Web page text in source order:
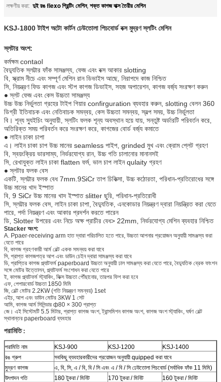
লক্ষণীয় করা: দুই রঙ flexo প্রিন্টিং মেশিন, শক্ত কাগজ বাক্স তৈরীর মেশিন
KSJ-1800 টাইপ অটো কার্টন ঢেউতোলা পিচবোর্ড বক্স মুদ্রণ স্লটিং মেশিন
স্লটার অংশ:
কর্মক্ষম contaol
বৈদ্যুতিক স্লট্টার ফাঁক সামঞ্জস্য, ফেজ এবং বক্স আকার slotting
বি, স্ক্রাম নীচে এবং সম্পূর্ণ মেশিন রান ডিভাইস আছে, নিরাপদে কাজ নিশ্চিত
সি, নিয়ন্ত্রণ ফিড কাগজ এবং স্টপ কাগজ ডিভাইস, সহজ অপারেশন, কাগজ বর্জ্য সংরক্ষণ করুন
● স্লট ফেজ এবং কেস উচ্চতা সামঞ্জস্য
উচ্চ উচ্চ নির্ভুলতা গ্রহের টাইপ গিয়ার confirguration ব্যবহার করুন, slotting বেলন 360
ডিগ্রী ইতিবাচক এবং নেতিবাচক সমন্বয়, কেস উচ্চতা সমন্বয়, স্বল্প সময়, উচ্চ নির্ভুলতা
বি। শূন্য স্যুইচিং অনুযায়ী, স্লটিং ফলক শূন্য অবস্থান হয়ে যায়, সন্তুষ্ট অর্ডারটি পরিবর্তন করে,
অতিরিক্ত সময় পরিবর্তন করে সংরক্ষণ করে, কাগজের বোর্ড বর্জ্য কমাতে
● লাইন চাকা চাপা
এ। লাইন চাকা চাপ উচ্চ মানের seamless পাইপ, grinded মুখ এবং ক্রোম প্লেট গ্রহণ
বি, স্বয়ংক্রিয় ভারসাম্য, নির্ভরযোগ্য রান, উচ্চ গতি চালানোর মানানসই
সি, রেখাযুক্ত লাইন চাকা flatten ফর্ম, ভাল চাপ লাইন qulaity গ্রহণ
● স্লটার ফলক বেস
একটি, স্লট্টার ফলক বেধ 7mm.9SiCr তাপ চিকিত্সা, উচ্চ কঠোরতা, পরিধান-প্রতিরোধের সঙ্গে
উচ্চ মানের খাদ ইস্পাত
বি, 9 SiCr উচ্চ মানের খাদ ইস্পাত slitter ছুরি, পরিধান-প্রতিরোধী
সি, স্লট্টার ফলক বেস, লাইন চাকা চাপা, বৈদ্যুতিক, এনকোডার নিয়ন্ত্রণ দ্বারা নিয়ন্ত্রিত করা যেতে
পারে, পর্দা নিয়ন্ত্রণ এবং আকার প্রদর্শন করতে পারেন
ডি, Slotter উপরের এবং নিচে অক্ষ প্রাচীর বেধ> 22mm, নির্ভরযোগ্য মেশিন ব্যবহার নিশ্চিত
Stacker অংশ:
A. Ppaer-receiving arm হাত দ্বারা পরিচালিত হতে পারে, উচ্চতা আপনার প্রয়োজন অনুযায়ী সামঞ্জস্য করা
যেতে পারে
বি, কাগজ গ্রহণকারী আর্ম বেল্ট একক সমন্বয় করা যাবে
সি, প্রাপ্ত কাগজপত্র আপ এবং ডাউন চেইন দ্বারা সামঞ্জস্য করা যাবে
ডি, প্রাপ্তির কাগজ প্ল্যাটফর্ম paperboard উচ্চতা অনুযায়ী ঢাল সামঞ্জস্য করা যেতে পারে, বৈদ্যুতিক ব্রেক ফাংশন
সঙ্গে মোটর উত্তোলন, প্ল্যাটফর্ম সংশোধন করা যেতে পারে
ই, কাগজ প্ল্যাটফর্ম স্ট্যাকিং, ফিক্স উচ্চতা পৌঁছানোর, তারপর ফিশ করা হবে
এফ, পেপারবোর্ড উচ্চতা 1850 মিমি
জি, বেল্ট মোটর 2.2KW (গতি নিয়ন্ত্রণ সমন্বয়) 1set
এইচ, আপ এবং ডাউন মোটর 3KW 1 সেট
আমি, কাগজ আর্ম সিলিন্ডার ф80 × 300 প্রাপ্ত
জে। এই সিস্টেমটি 5.5 মিটার, প্রাপ্ত কাগজ অংশ, ট্রান্সমিশন কাগজ অংশ, কাগজ অংশ স্ট্যাকিং, ঘর্ষণ বেল্ট
স্থানান্তর paperboard ব্যবহার
পরামিতি:
পরামিতি নাম KSJ-900 KSJ-1200
KSJ-1400
রঙ গ্রুপ
সবকিছু ব্যবহারকারীদের প্রয়োজন অনুযায়ী quipped করা যাবে
মুদ্রণ কাগজ
এ, বি, সি, এ / বি, বি / সি এবং এ / বি / সি ঢেউতোলা পিচবোর্ড (সর্বাধিক ফাঁক 11 মিমি)
উৎপাদন গতি
180 টুকরা / মিনিট 170 টুকরা / মিনিট
160 টুকরা / মিনিট